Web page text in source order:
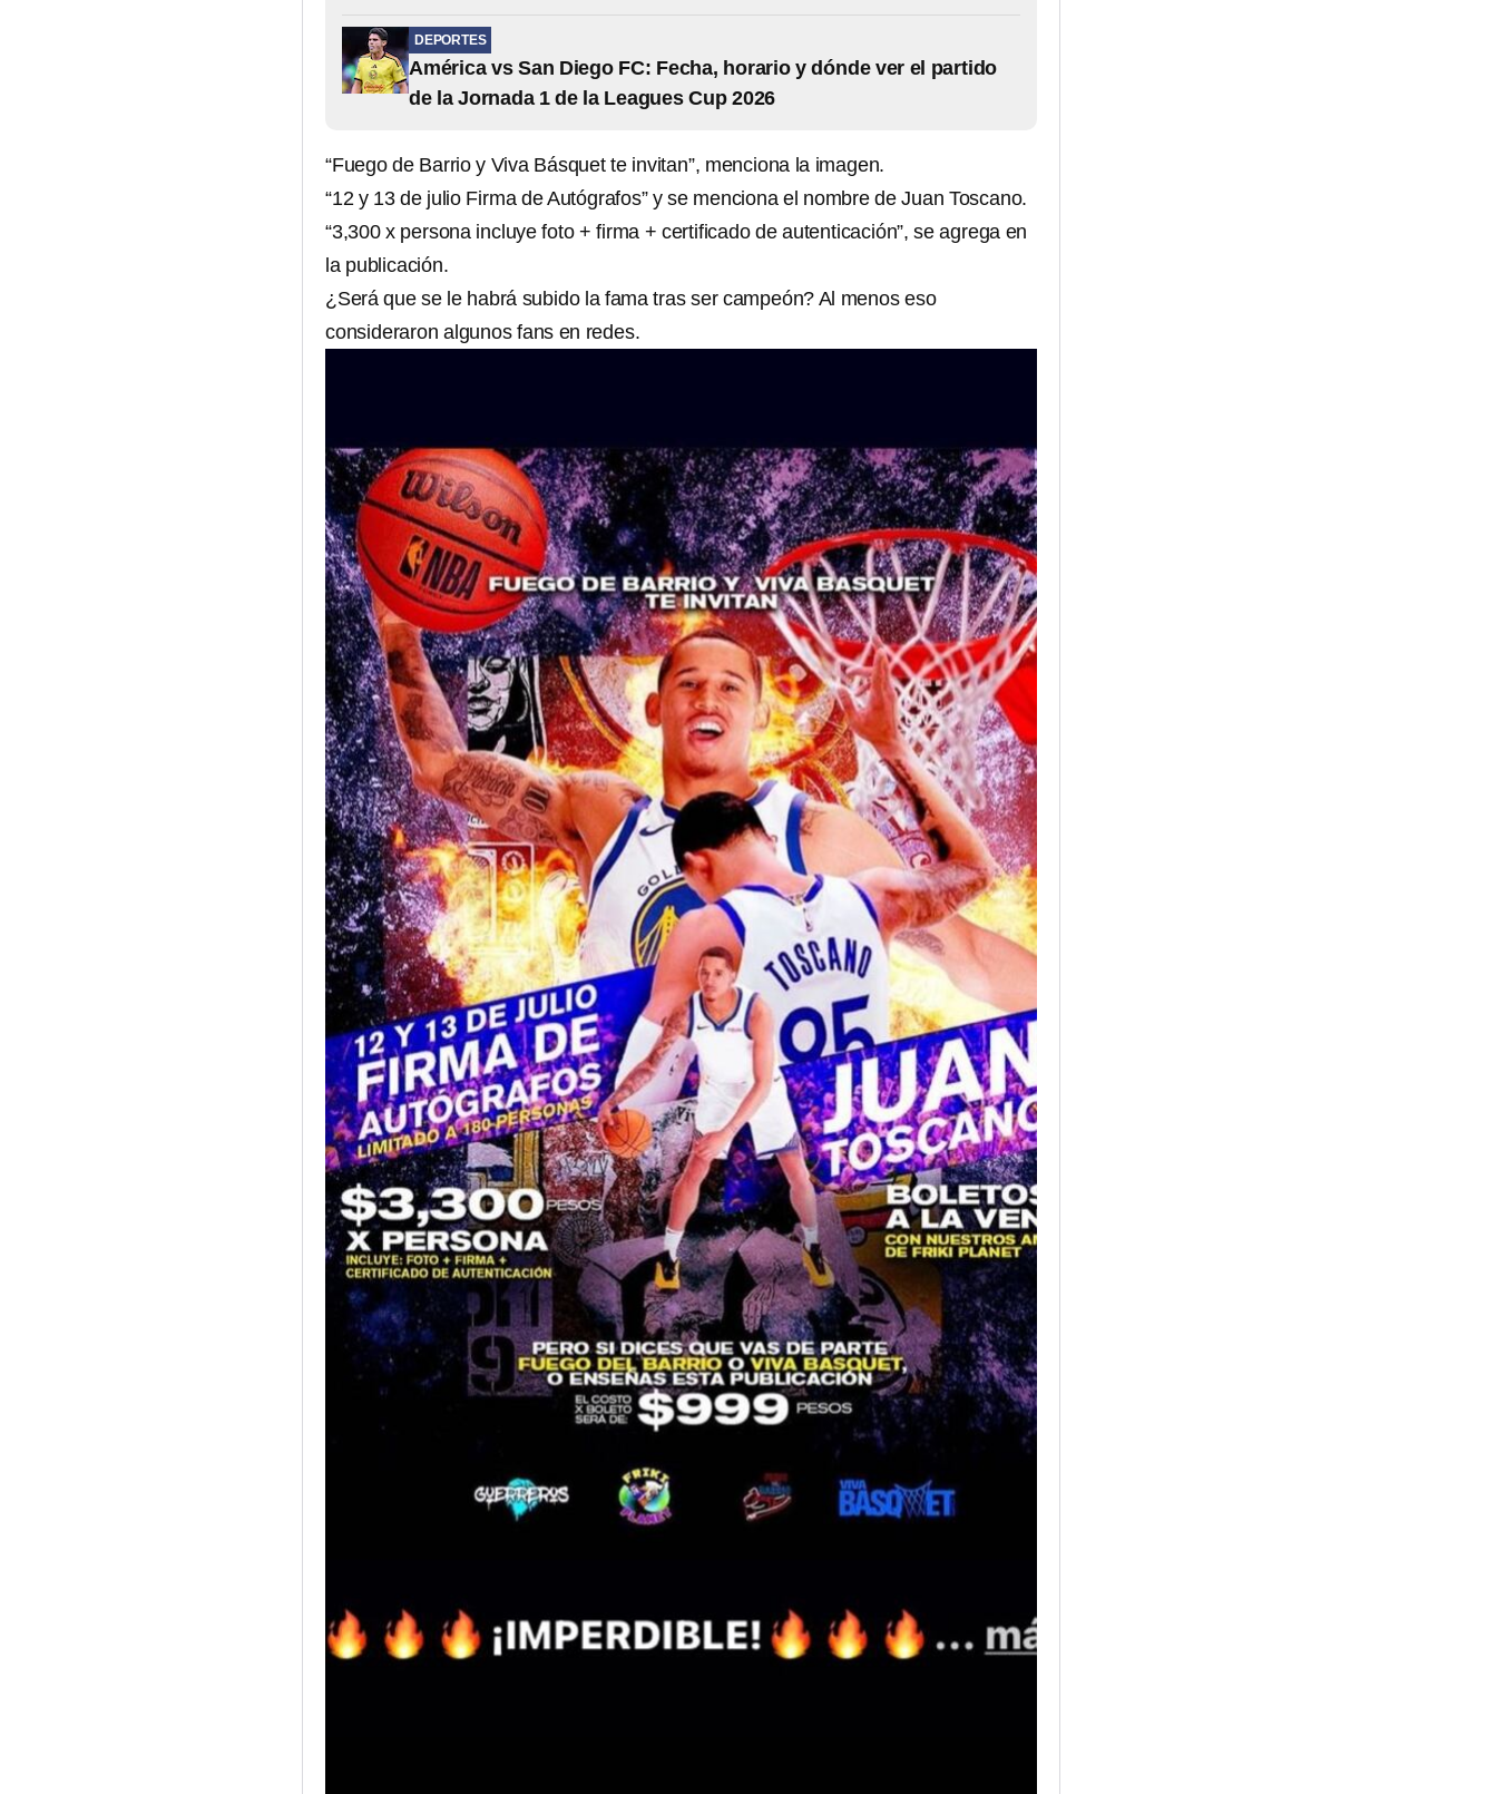
DEPORTES
América vs San Diego FC: Fecha, horario y dónde ver el partido
de la Jornada 1 de la Leagues Cup 2026
“Fuego de Barrio y Viva Básquet te invitan”, menciona la imagen.
“12 y 13 de julio Firma de Autógrafos” y se menciona el nombre de Juan Toscano.
“3,300 x persona incluye foto + firma + certificado de autenticación”, se agrega en
la publicación.
¿Será que se le habrá subido la fama tras ser campeón? Al menos eso
consideraron algunos fans en redes.